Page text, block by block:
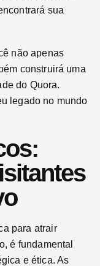
sua
não apenas
construirá uma
do Quora.
legado no mundo
para atrair
é fundamental
e ética. As